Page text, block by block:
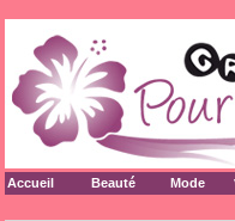
Accueil Beauté Mode